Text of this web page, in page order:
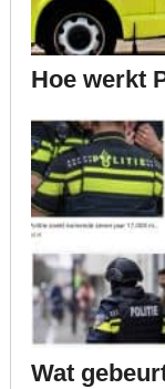
Hoe werkt
Wat